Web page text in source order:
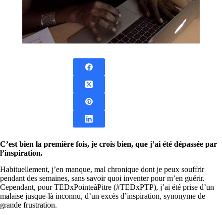
C’est bien la première fois, je crois bien, que j’ai été dépassée par
l’inspiration.
Habituellement, j’en manque, mal chronique dont je peux souffrir
pendant des semaines, sans savoir quoi inventer pour m’en guérir.
Cependant, pour TEDxPointeàPitre (#TEDxPTP), j’ai été prise d’un
malaise jusque-là inconnu, d’un excès d’inspiration, synonyme de
grande frustration.